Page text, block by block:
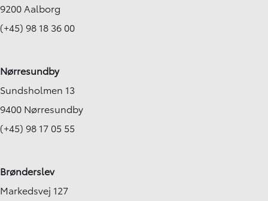
9200 Aalborg
(+45) 98 18 36 00
Nørresundby
Sundsholmen 13
9400 Nørresundby
(+45) 98 17 05 55
Brønderslev
Markedsvej 127